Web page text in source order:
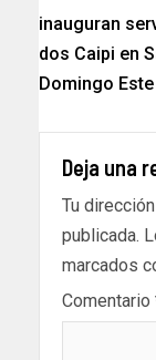
inauguran
dos Caipi en
Domingo Este
Deja una
Tu
publicada.
marcados
Comentario